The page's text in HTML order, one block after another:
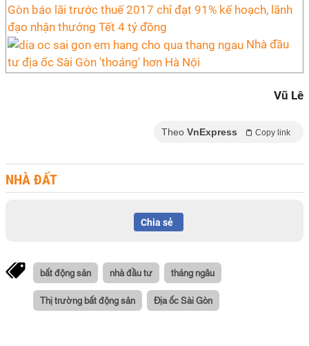
Gòn báo lãi trước thuế 2017 chỉ đạt 91% kế hoạch, lãnh
đạo nhận thưởng Tết 4 tỷ đồng
Nhà đầu
tư địa ốc Sài Gòn 'thoáng' hơn Hà Nội
Vũ Lê
Theo VnExpress Copy link
NHÀ ĐẤT
Chia sẻ
bất động sản nhà đầu tư tháng ngâu
Thị trường bất động sản Địa ốc Sài Gòn